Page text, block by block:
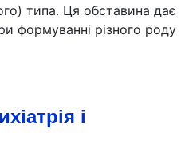
типа. Ця обставина дає
формуванні різного роду
і